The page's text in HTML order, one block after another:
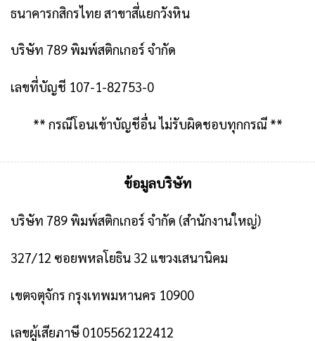
ธนาคารกสิกรไทย สาขาสี่แยกวังหิน
บริษัท 789 พิมพ์สติกเกอร์ จำกัด
เลขที่บัญชี 107-1-82753-0
** กรณีโอนเข้าบัญชีอื่น ไม่รับผิดชอบทุกกรณี **
ข้อมูลบริษัท
บริษัท 789 พิมพ์สติกเกอร์ จำกัด (สำนักงานใหญ่)
327/12 ซอยพหลโยธิน 32 แขวงเสนานิคม
เขตจตุจักร กรุงเทพมหานคร 10900
เลขผู้เสียภาษี 0105562122412